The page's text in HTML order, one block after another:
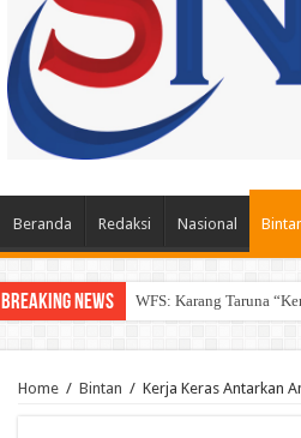
Beranda Redaksi Nasional
Breaking News DPD For- WIN Lampung
Home / Bintan / Kerja Keras Antarkan